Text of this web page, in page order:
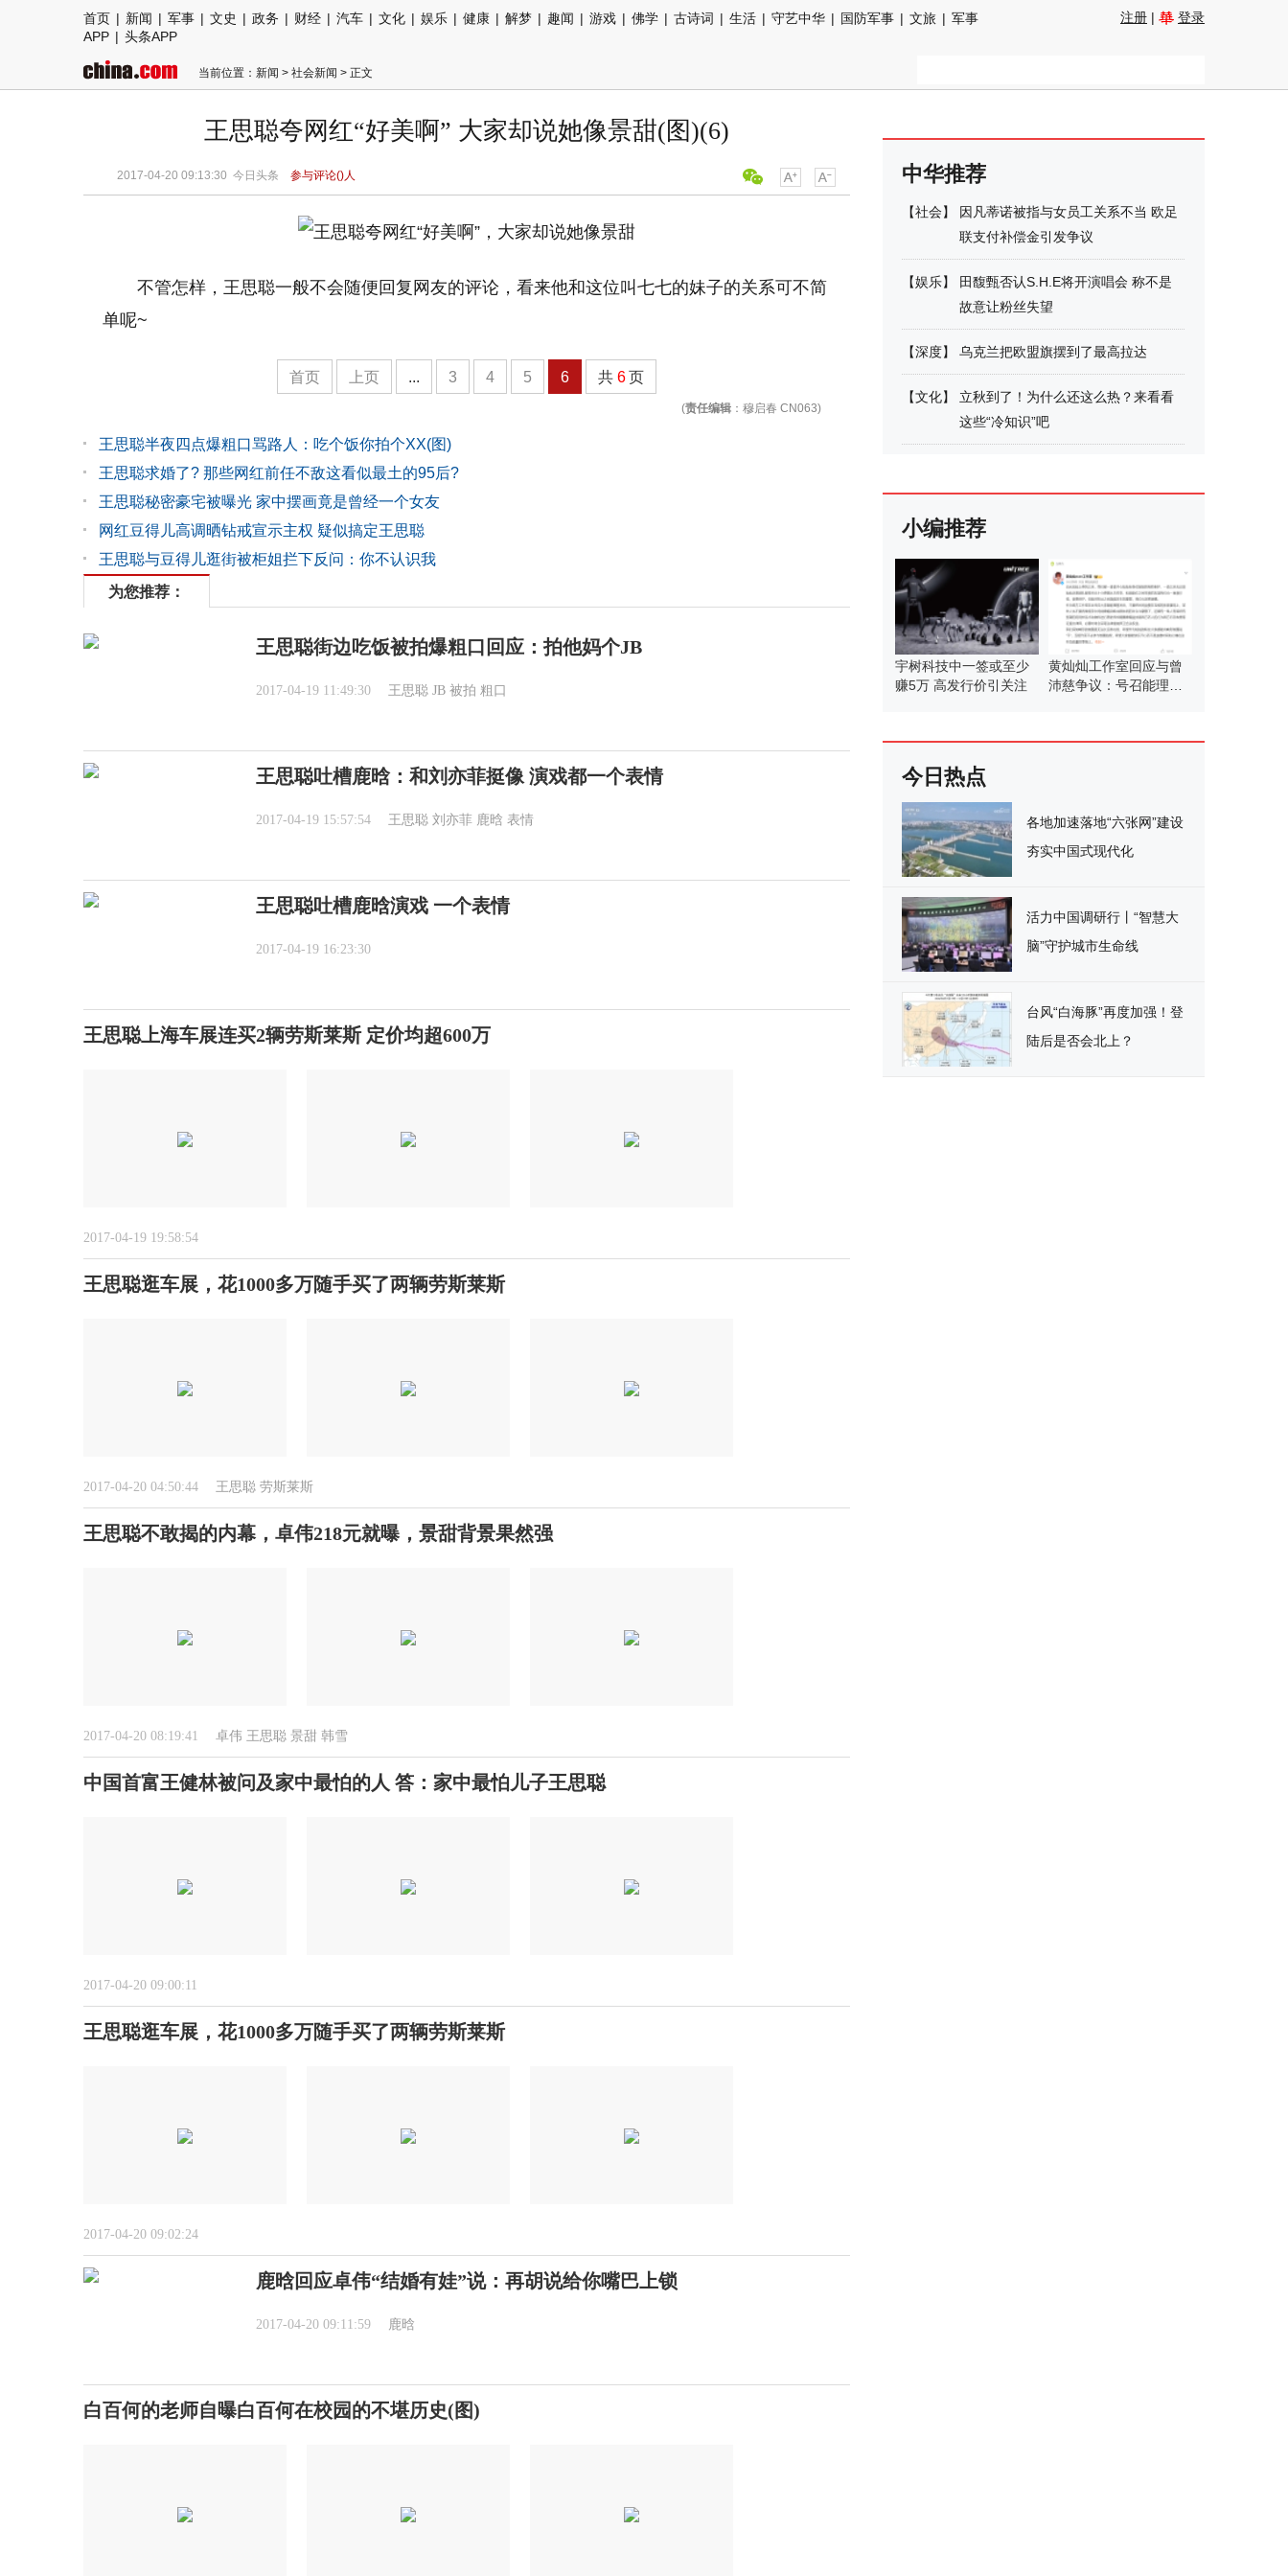
首页 | 新闻 | 军事 | 文史 | 政务 | 财经 | 汽车 | 文化 | 娱乐 | 健康 | 解梦 | 趣闻 | 游戏 | 佛学 | 古诗词 | 生活 | 守艺中华 | 国防军事 | 文旅 | 军事
APP | 头条APP
注册 | 登录
当前位置： 新闻 > 社会新闻 > 正文
王思聪夸网红“好美啊” 大家却说她像景甜(图)(6)
2017-04-20 09:13:30 今日头条 参与评论()人
不管怎样，王思聪一般不会随便回复网友的评论，看来他和这位叫七七的妹子的关系可不简
单呢~
首页 上页 ... 3 4 5 6 共 6 页
(责任编辑 ：穆启春 CN063)
王思聪半夜四点爆粗口骂路人：吃个饭你拍个XX(图)
王思聪求婚了? 那些网红前任不敌这看似最土的95后?
王思聪秘密豪宅被曝光 家中摆画竟是曾经一个女友
网红豆得儿高调晒钻戒宣示主权 疑似搞定王思聪
王思聪与豆得儿逛街被柜姐拦下反问：你不认识我
为您推荐：
王思聪街边吃饭被拍爆粗口回应：拍他妈个JB
2017-04-19 11:49:30 王思聪 JB 被拍 粗口
王思聪吐槽鹿晗：和刘亦菲挺像 演戏都一个表情
2017-04-19 15:57:54 王思聪 刘亦菲 鹿晗 表情
王思聪吐槽鹿晗演戏 一个表情
2017-04-19 16:23:30
王思聪上海车展连买2辆劳斯莱斯 定价均超600万
2017-04-19 19:58:54
王思聪逛车展，花1000多万随手买了两辆劳斯莱斯
2017-04-20 04:50:44 王思聪 劳斯莱斯
王思聪不敢揭的内幕，卓伟218元就曝，景甜背景果然强
2017-04-20 08:19:41 卓伟 王思聪 景甜 韩雪
中国首富王健林被问及家中最怕的人 答：家中最怕儿子王思聪
2017-04-20 09:00:11
王思聪逛车展，花1000多万随手买了两辆劳斯莱斯
2017-04-20 09:02:24
鹿晗回应卓伟“结婚有娃”说：再胡说给你嘴巴上锁
2017-04-20 09:11:59 鹿晗
白百何的老师自曝白百何在校园的不堪历史(图)
中华推荐
【社会】
因凡蒂诺被指与女员工关系不当 欧足
联支付补偿金引发争议
【娱乐】
田馥甄否认S.H.E将开演唱会 称不是
故意让粉丝失望
【深度】 乌克兰把欧盟旗摆到了最高拉达
【文化】
立秋到了！为什么还这么热？来看看
这些“冷知识”吧
小编推荐
宇树科技中一签或至少
赚5万 高发行价引关注
黄灿灿工作室回应与曾
沛慈争议：号召能理智
今日热点
各地加速落地“六张网”建设
夯实中国式现代化
活力中国调研行丨“智慧大
脑”守护城市生命线
台风“白海豚”再度加强！登
陆后是否会北上？